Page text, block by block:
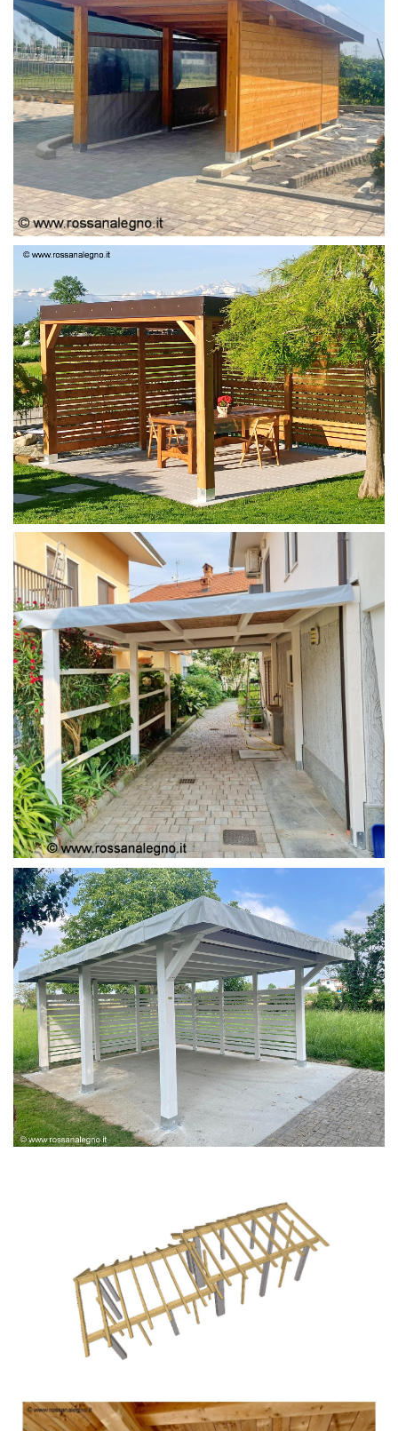
PERGOLA
PERGOLA 4X4
PERGOLA COPERTURA MOBILE
PERGOLA BIANCA SPAZZOLATA